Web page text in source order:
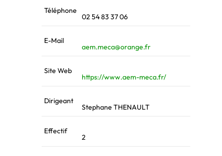
Téléphone
02 54 83 37 06
E-Mail
aem.meca@orange.fr
Site Web
https://www.aem-meca.fr/
Dirigeant
Stephane THENAULT
Effectif
2